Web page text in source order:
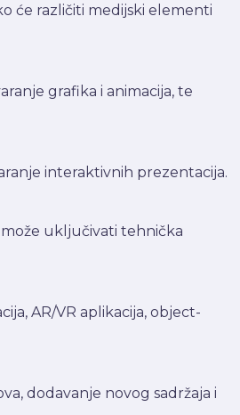
će različiti medijski elementi
grafika i animacija, te
interaktivnih prezentacija.
može uključivati tehnička
AR/VR aplikacija, object-
dodavanje novog sadržaja i